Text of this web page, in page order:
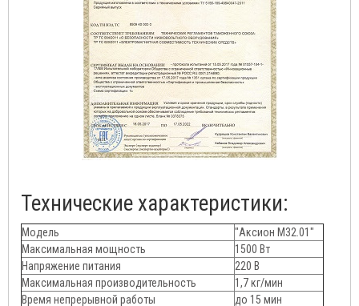
Технические характеристики:
Модель
"Аксион М32.01"
Максимальная мощность
1500 Вт
Напряжение питания
220 В
Максимальная производительность
1,7 кг/мин
Время непрерывной работы
до 15 мин